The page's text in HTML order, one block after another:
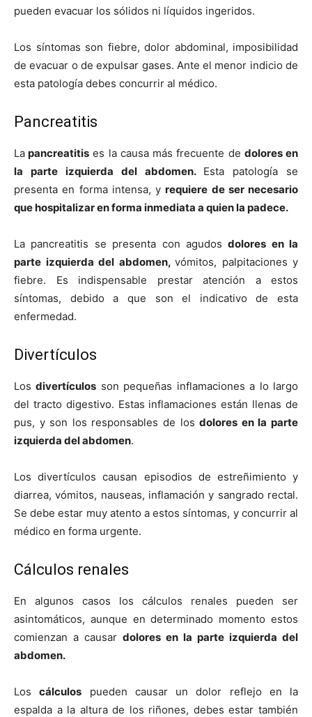
pueden evacuar los sólidos ni líquidos ingeridos.
Los síntomas son fiebre, dolor abdominal, imposibilidad
de evacuar o de expulsar gases. Ante el menor indicio de
esta patología debes concurrir al médico.
Pancreatitis
La pancreatitis es la causa más frecuente de dolores en
la parte izquierda del abdomen. Esta patología se
presenta en forma intensa, yrequiere de ser necesario
que hospitalizar en forma inmediata a quien la padece.
La pancreatitis se presenta con agudosdolores en la
parte izquierda del abdomen, vómitos, palpitaciones y
fiebre. Es indispensable prestar atención a estos
síntomas, debido a que son el indicativo de esta
enfermedad.
Divertículos
Losdivertículos son pequeñas inflamaciones a lo largo
del tracto digestivo. Estas inflamaciones están llenas de
pus, y son los responsables de losdolores en la parte
izquierda del abdomen.
Los divertículos causan episodios de estreñimiento y
diarrea, vómitos, nauseas, inflamación y sangrado rectal.
Se debe estar muy atento a estos síntomas, y concurrir al
médico en forma urgente.
Cálculos renales
En algunos casos los cálculos renales pueden ser
asintomáticos, aunque en determinado momento estos
comienzan a causar dolores en la parte izquierda del
abdomen.
Loscálculos pueden causar un dolor reflejo en la
espalda a la altura de los riñones, debes estar también